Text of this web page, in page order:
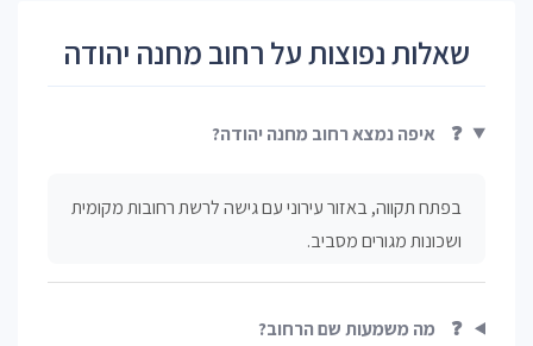
שאלות נפוצות על רחוב מחנה יהודה
❓ איפה נמצא רחוב מחנה יהודה?
בפתח תקווה, באזור עירוני עם גישה לרשת רחובות מקומית
ושכונות מגורים מסביב.
❓ מה משמעות שם הרחוב?